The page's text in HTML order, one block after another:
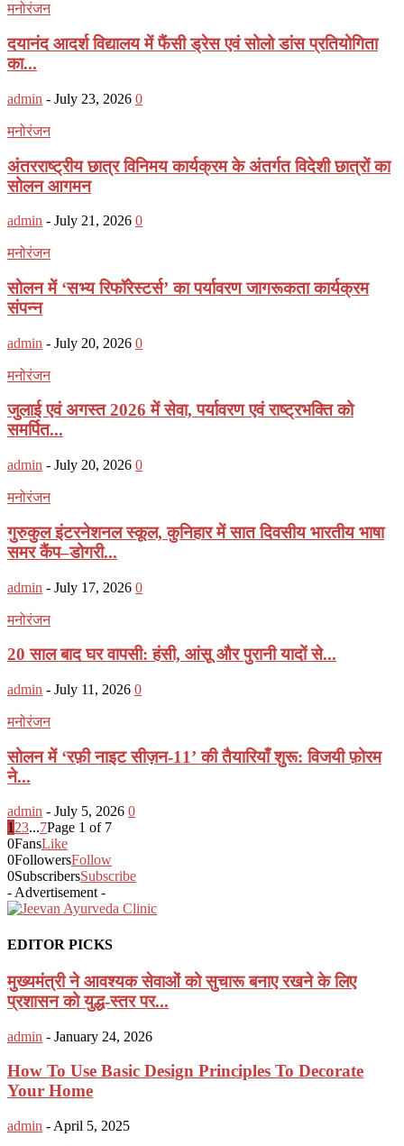
मनोरंजन
दयानंद आदर्श विद्यालय में फैंसी ड्रेस एवं सोलो डांस प्रतियोगिता
का...
admin - July 23, 2026 0
मनोरंजन
अंतरराष्ट्रीय छात्र विनिमय कार्यक्रम के अंतर्गत विदेशी छात्रों का
सोलन आगमन
admin - July 21, 2026 0
मनोरंजन
सोलन में ‘सभ्य रिफॉरेस्टर्स’ का पर्यावरण जागरूकता कार्यक्रम
संपन्न
admin - July 20, 2026 0
मनोरंजन
जुलाई एवं अगस्त 2026 में सेवा, पर्यावरण एवं राष्ट्रभक्ति को
समर्पित...
admin - July 20, 2026 0
मनोरंजन
गुरुकुल इंटरनेशनल स्कूल, कुनिहार में सात दिवसीय भारतीय भाषा
समर कैंप–डोगरी...
admin - July 17, 2026 0
मनोरंजन
20 साल बाद घर वापसी: हंसी, आंसू और पुरानी यादों से...
admin - July 11, 2026 0
मनोरंजन
सोलन में ‘रफ़ी नाइट सीज़न-11’ की तैयारियाँ शुरू: विजयी फ़ोरम
ने...
admin - July 5, 2026 0
123...7Page 1 of 7
0FansLike
0FollowersFollow
0SubscribersSubscribe
- Advertisement -
EDITOR PICKS
मुख्यमंत्री ने आवश्यक सेवाओं को सुचारू बनाए रखने के लिए
प्रशासन को युद्ध-स्तर पर...
admin - January 24, 2026
How To Use Basic Design Principles To Decorate
Your Home
admin - April 5, 2025